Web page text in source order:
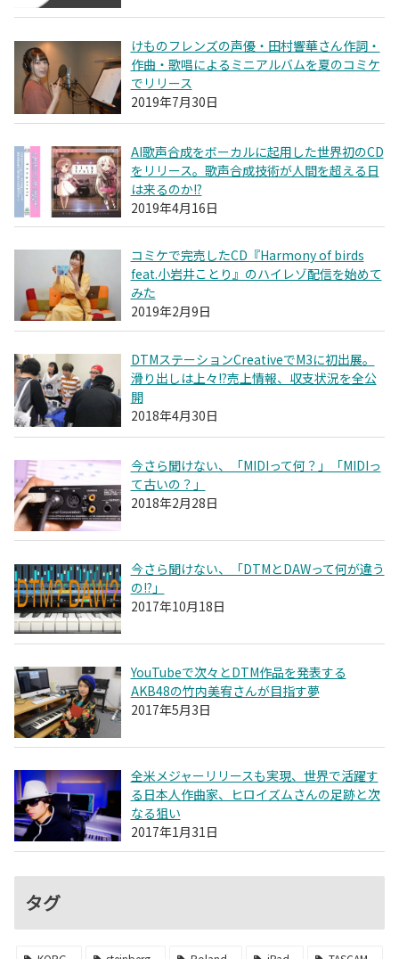
けものフレンズの声優・田村響華さん作詞・
作曲・歌唱によるミニアルバムを夏のコミケ
でリリース
2019年7月30日
AI歌声合成をボーカルに起用した世界初のCD
をリリース。歌声合成技術が人間を超える日
は来るのか!?
2019年4月16日
コミケで完売したCD『Harmony of birds
feat.小岩井ことり』のハイレゾ配信を始めて
みた
2019年2月9日
DTMステーションCreativeでM3に初出展。
滑り出しは上々!?売上情報、収支状況を全公
開
2018年4月30日
今さら聞けない、「MIDIって何？」「MIDIっ
て古いの？」
2018年2月28日
今さら聞けない、「DTMとDAWって何が違う
の!?」
2017年10月18日
YouTubeで次々とDTM作品を発表する
AKB48の竹内美宥さんが目指す夢
2017年5月3日
全米メジャーリリースも実現、世界で活躍す
る日本人作曲家、ヒロイズムさんの足跡と次
なる狙い
2017年1月31日
タグ